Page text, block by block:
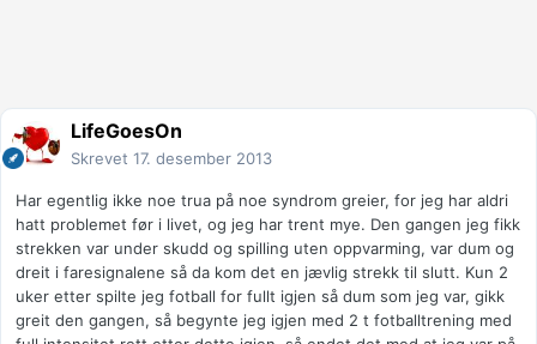
LifeGoesOn
Skrevet 17. desember 2013
Har egentlig ikke noe trua på noe syndrom greier, for jeg har aldri
hatt problemet før i livet, og jeg har trent mye. Den gangen jeg fikk
strekken var under skudd og spilling uten oppvarming, var dum og
dreit i faresignalene så da kom det en jævlig strekk til slutt. Kun 2
uker etter spilte jeg fotball for fullt igjen så dum som jeg var, gikk
greit den gangen, så begynte jeg igjen med 2 t fotballtrening med